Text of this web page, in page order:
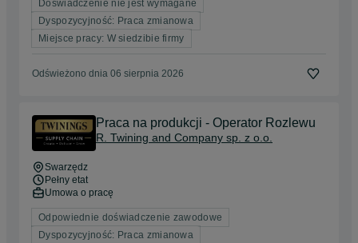
Doświadczenie nie jest wymagane
Dyspozycyjność: Praca zmianowa
Miejsce pracy: W siedzibie firmy
Odświeżono dnia 06 sierpnia 2026
Praca na produkcji - Operator Rozlewu
R. Twining and Company sp. z o.o.
Swarzędz
Pełny etat
Umowa o pracę
Odpowiednie doświadczenie zawodowe
Dyspozycyjność: Praca zmianowa